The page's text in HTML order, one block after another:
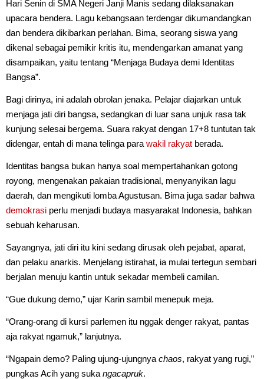
Hari Senin di SMA Negeri Janji Manis sedang dilaksanakan
upacara bendera. Lagu kebangsaan terdengar dikumandangkan
dan bendera dikibarkan perlahan. Bima, seorang siswa yang
dikenal sebagai pemikir kritis itu, mendengarkan amanat yang
disampaikan, yaitu tentang “Menjaga Budaya demi Identitas
Bangsa”.
Bagi dirinya, ini adalah obrolan jenaka. Pelajar diajarkan untuk
menjaga jati diri bangsa, sedangkan di luar sana unjuk rasa tak
kunjung selesai bergema. Suara rakyat dengan 17+8 tuntutan tak
didengar, entah di mana telinga para wakil rakyat berada.
Identitas bangsa bukan hanya soal mempertahankan gotong
royong, mengenakan pakaian tradisional, menyanyikan lagu
daerah, dan mengikuti lomba Agustusan. Bima juga sadar bahwa
demokrasi perlu menjadi budaya masyarakat Indonesia, bahkan
sebuah keharusan.
Sayangnya, jati diri itu kini sedang dirusak oleh pejabat, aparat,
dan pelaku anarkis. Menjelang istirahat, ia mulai tertegun sembari
berjalan menuju kantin untuk sekadar membeli camilan.
“Gue dukung demo,” ujar Karin sambil menepuk meja.
“Orang-orang di kursi parlemen itu nggak denger rakyat, pantas
aja rakyat ngamuk,” lanjutnya.
“Ngapain demo? Paling ujung-ujungnya chaos, rakyat yang rugi,”
pungkas Acih yang suka ngacapruk.